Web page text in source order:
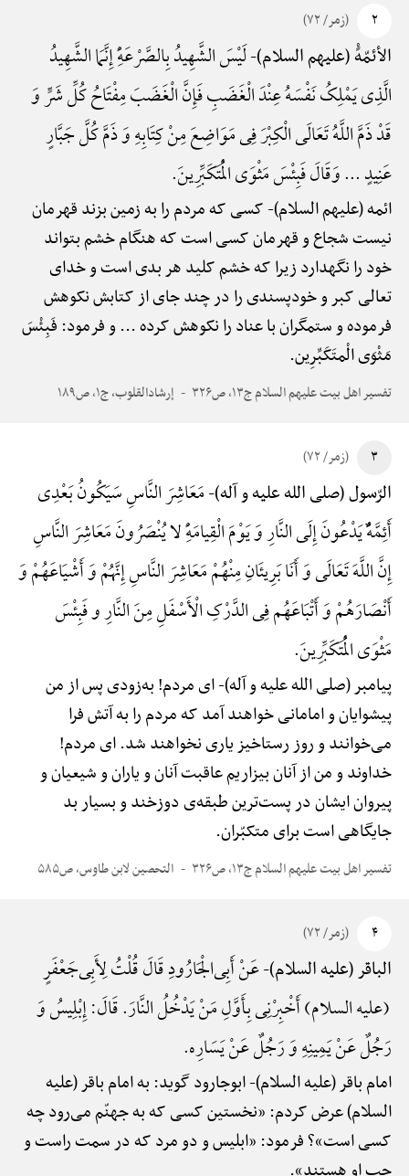
۲ (زمر/ ۷۲)
الأئمّهًْ (علیهم السلام)-لَیْسَ الشَّهِیدُ بِالصَّرْعَهًِْ إِنَّمَا الشَّهِیدُ
الَّذِی یَمْلِکُ نَفْسَهُ عِنْدَ الْغَضَبِ فَإِنَّ الْغَضَبَ مِفْتَاحُ کُلِّ شَرٍّ وَ
قَدْ ذَمَّ اللَّهُ تَعَالَی الْکِبْرَ فِی مَوَاضِعَ مِنْ کِتَابِهِ وَ ذَمَّ کُلَّ جَبَّارٍ
عَنِیدٍ ... وَقَالَ فَبِئْسَ مَثْوَی الْمُتَکَبِّرِینَ.
ائمه (علیهم السلام)-کسی که مردم را به زمین بزند قهرمان
نیست شجاع و قهرمان کسی است که هنگام خشم بتواند
خود را نگهدارد زیرا که خشم کلید هر بدی است و خدای
تعالی کبر و خودپسندی را در چند جای از کتابش نکوهش
فرموده و ستمگران با عناد را نکوهش کرده ... و فرمود: فَبِئْسَ
مَثْوَی الْمتَکَبِّرِین.
تفسیر اهل بیت علیهم السلام ج۱۳، ص۳۲۶ إرشادالقلوب، ج۱، ص۱۸۹
۳ (زمر/ ۷۲)
الرّسول (صلی الله علیه و آله)-مَعَاشِرَ النَّاسِ سَیَکُونُ بَعْدِی
أَئِمَّهًٌْ یَدْعُونَ إِلَی النَّارِ وَ یَوْمَ الْقِیامَهًِْ لا یُنْصَرُونَ مَعَاشِرَ النَّاسِ
إِنَّ اللَّهَ تَعَالَی وَ أَنَا بَرِیئَانِ مِنْهُمْ مَعَاشِرَ النَّاسِ إِنَّهُمْ وَ أَشْیَاعَهُمْ وَ
أَنْصَارَهُمْ وَ أَتْبَاعَهُم فِی الدَّرْکِ الْأَسْفَلِ مِنَ النَّارِ و فَبِئْسَ
مَثْوَی الْمُتَکَبِّرِینَ.
پیامبر (صلی الله علیه و آله)-ای مردم! به‌زودی پس از من
پیشوایان و امامانی خواهند آمد که مردم را به آتش فرا
می‌خوانند و روز رستاخیز یاری نخواهند شد. ای مردم!
خداوند و من از آنان بیزاریم عاقبت آنان و یاران و شیعیان و
پیروان ایشان در پست‌ترین طبقه‌ی دوزخند و بسیار بد
جایگاهی است برای متکبّران.
تفسیر اهل بیت علیهم السلام ج۱۳، ص۳۲۶ التحصین لابن طاوس، ص۵۸۵
۴ (زمر/ ۷۲)
الباقر (علیه السلام)-عَنْ أَبِی‌الْجَارُودِ قَالَ قُلْتُ لِأَبِی‌جَعْفَرٍ
(علیه السلام) أَخْبِرْنِی بِأَوَّلِ مَنْ یَدْخُلُ النَّارَ. قَالَ: إِبْلِیسُ وَ
رَجُلٌ عَنْ یَمِینِهِ وَ رَجُلٌ عَنْ یَسَارِه.
امام باقر (علیه السلام)-ابوجارود گوید: به امام باقر (علیه
السلام) عرض کردم: «نخستین کسی که به جهنّم می‌رود چه
کسی است»؟ فرمود: «ابلیس و دو مرد که در سمت راست و